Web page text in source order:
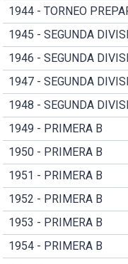
1944 - TORNEO
1945 - SEGUNDA
1946 - SEGUNDA
1947 - SEGUNDA
1948 - SEGUNDA
1949 - PRIMERA B
1950 - PRIMERA B
1951 - PRIMERA B
1952 - PRIMERA B
1953 - PRIMERA B
1954 - PRIMERA B